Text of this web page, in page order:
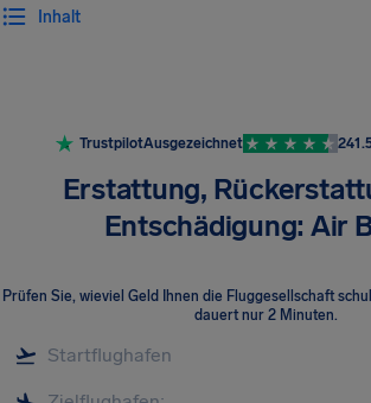
Inhalt
TrustpilotAusgezeichnet
Erstattung,
Entschädigung: Air
Prüfen Sie, wieviel Geld Ihnen die Fluggesellschaft
dauert nur 2 Minuten.